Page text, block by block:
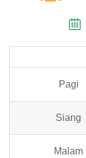
Pagi
Siang
Malam